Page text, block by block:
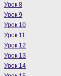
Урок 8
Урок 9
Урок 10
Урок 11
Урок 12
Урок 13
Урок 14